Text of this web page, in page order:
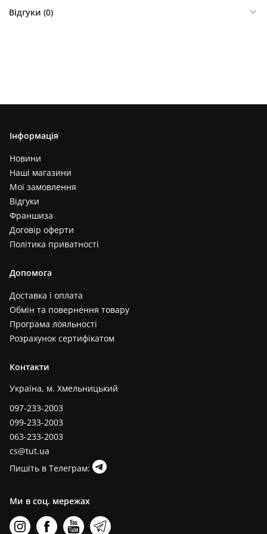
Відгуки (0)
Інформація
Новини
Наші магазини
Мої замовлення
Відгуки
Франшиза
Договір оферти
Політика приватності
Допомога
Доставка і оплата
Обмін та повернення товару
Програма лояльності
Розрахунок сертифікатом
Контакти
Україна, м. Хмельницький
097-233-2003
099-233-2003
063-233-2003
cs@tut.ua
Пишіть в Телеграм:
Ми в соц. мережах